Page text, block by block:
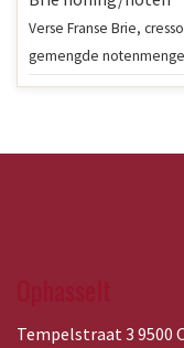
Verse Franse Brie,
gemengde
Tempelstraat 3 9500